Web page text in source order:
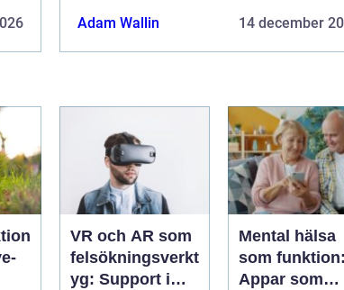
Adam Wallin 14 december
VR och AR som
felsökningsverkt
yg: Support i
Mental hälsa
som funktion:
Appar som